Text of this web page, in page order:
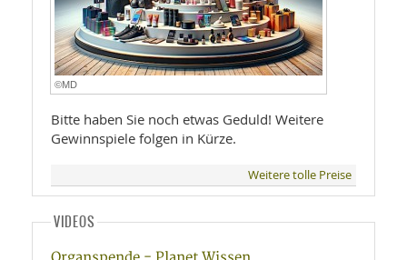
©MD
Bitte haben Sie noch etwas Geduld! Weitere
Gewinnspiele folgen in Kürze.
Weitere tolle Preise
VIDEOS